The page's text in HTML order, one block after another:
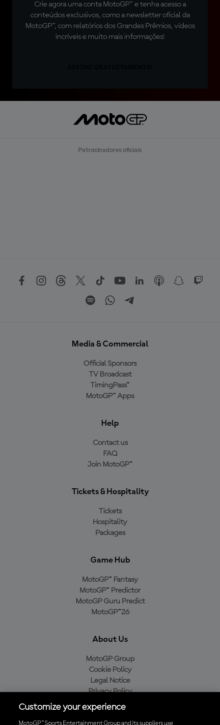
Crie agora uma conta MotoGP™ e tenha acesso a
conteúdos exclusivos, como a newsletter oficial da
MotoGP™, com relatórios dos Grandes Prêmios, vídeos
incríveis e muito mais informações!
Patrocinadores oficiais
Media & Commercial
Official Sponsors
TV Broadcast
TimingPass™
MotoGP™ Apps
Help
Contact us
FAQ
Join MotoGP™
Tickets & Hospitality
Tickets
Hospitality
Packages
Game Hub
MotoGP™ Fantasy
MotoGP™ Predictor
MotoGP Guru Predict
MotoGP™26
About Us
MotoGP Group
Cookie Policy
Legal Notice
Privacy Policy
Purchase Policy
Customize your experience
MotoGP™ Sports Entertainment Group and its suppliers use